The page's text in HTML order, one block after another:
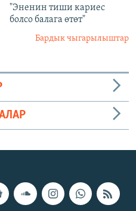
"Эненин тиши кариес
болсо балага өтөт"
Бардык чыгарылыштар